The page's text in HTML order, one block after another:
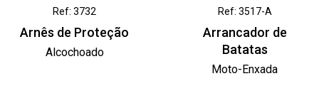
Ref: 3732
Arnês de Proteção
Alcochoado
Ref: 3517-A
Arrancador de
Batatas
Moto-Enxada